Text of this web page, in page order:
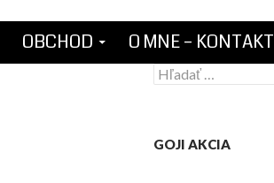
OBCHOD O MNE – KONTAKT
Hľadať:
GOJI AKCIA